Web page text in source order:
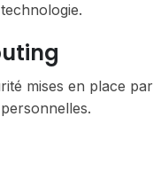
mises en place